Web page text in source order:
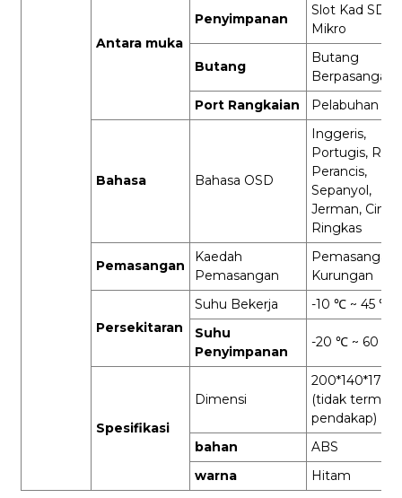
Antara muka
Penyimpanan
Slot Kad SD
Mikro
Butang
Butang
Berpasangan
Port Rangkaian
Pelabuhan
Bahasa Bahasa OSD
Inggeris,
Portugis,
Perancis,
Sepanyol,
Jerman, Cina
Ringkas
Pemasangan
Kaedah
Pemasangan
Pemasangan
Kurungan
Persekitaran
Suhu Bekerja
-10 ℃ ~ 45 ℃
Suhu
Penyimpanan
-20 ℃ ~ 60 ℃
Spesifikasi
Dimensi
(tidak
pendakap)
bahan
ABS
warna
Hitam